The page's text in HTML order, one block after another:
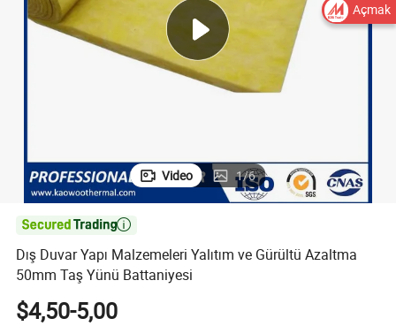
Video 1/6

Dış Duvar Yapı Malzemeleri Yalıtım ve Gürültü Azaltma
50mm Taş Yünü Battaniyesi
$4,50-5,00
Açmak